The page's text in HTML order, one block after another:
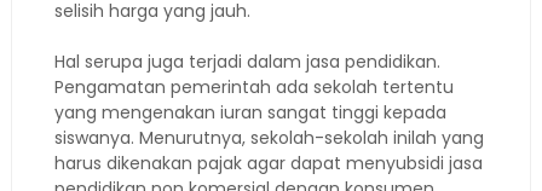
selisih harga yang jauh.
Hal serupa juga terjadi dalam jasa pendidikan.
Pengamatan pemerintah ada sekolah tertentu
yang mengenakan iuran sangat tinggi kepada
siswanya. Menurutnya, sekolah-sekolah inilah yang
harus dikenakan pajak agar dapat menyubsidi jasa